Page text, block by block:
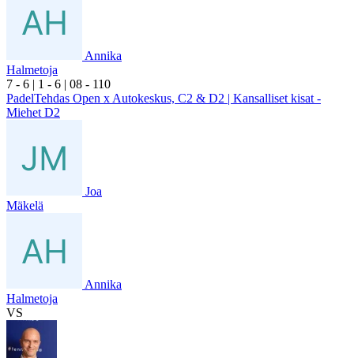
Annika
Halmetoja
7 - 6 | 1 - 6 | 08 - 110
PadelTehdas Open x Autokeskus, C2 & D2 | Kansalliset kisat -
Miehet D2
Joa
Mäkelä
Annika
Halmetoja
VS